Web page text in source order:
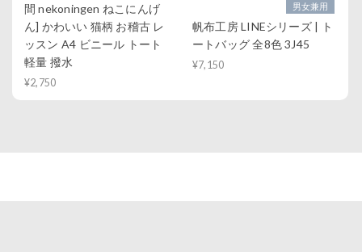
間 nekoningen ねこにんげ
ん] かわいい 猫柄 お稽古 レ
ッスン A4 ビニール トート
軽量 撥水
¥2,750
男女兼用
帆布工房 LINEシリーズ | ト
ートバッグ 全8色 3J45
¥7,150